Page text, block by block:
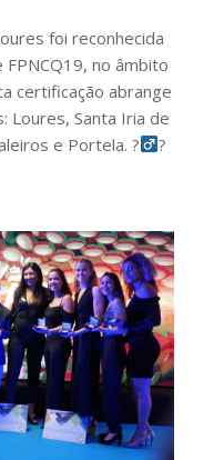
foi reconhecida
no âmbito
certificação abrange
Loures, Santa Iria de
e Portela. ?‍
?